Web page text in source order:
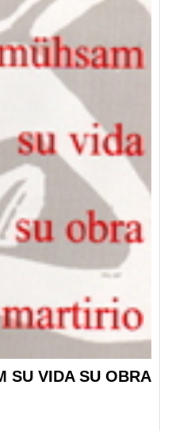
SU VIDA SU OBRA